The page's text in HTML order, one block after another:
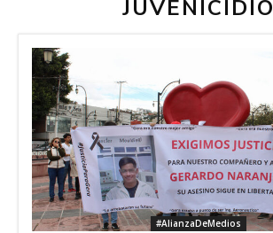
JUVENICIDIO
#AlianzaDeMedios